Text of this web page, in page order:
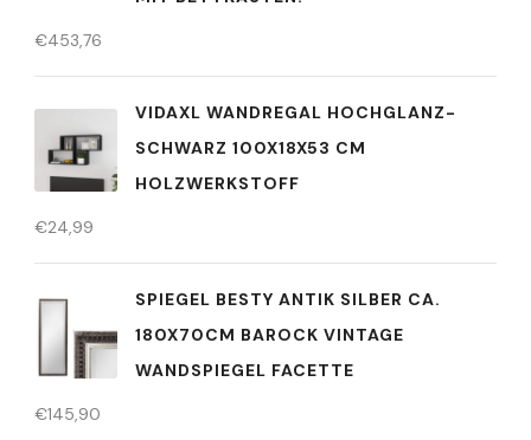
€453,76
VIDAXL WANDREGAL HOCHGLANZ-
SCHWARZ 100X18X53 CM
HOLZWERKSTOFF
€24,99
SPIEGEL BESTY ANTIK SILBER CA.
180X70CM BAROCK VINTAGE
WANDSPIEGEL FACETTE
€145,90